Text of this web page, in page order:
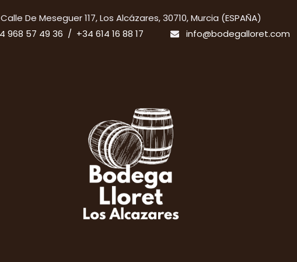
​Calle De Meseguer 117, Los Alcázares, 30710, Murcia (ESPAÑA)
968 57 49 36 / +34 614 16 88 17
info@bodegalloret.com